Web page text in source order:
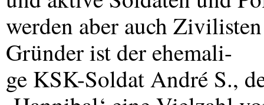
werden aber auch
Gründer ist der ehemali-
ge KSK-Soldat André S.,